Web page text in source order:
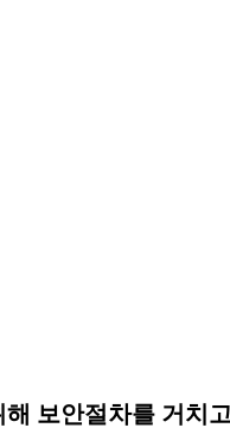
보안절차를 거치